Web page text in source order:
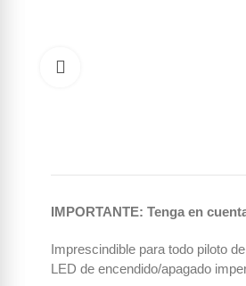
IMPORTANTE: Tenga en
Imprescindible para todo piloto
LED de encendido/apagado